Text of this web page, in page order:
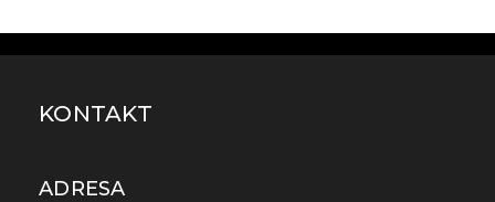
KONTAKT
ADRESA